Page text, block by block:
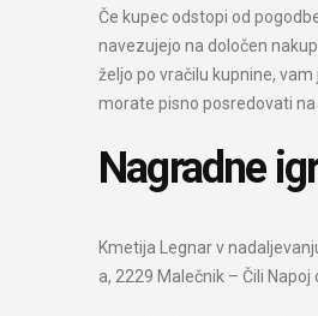
Če kupec odstopi od
navezujejo na določen
željo po vračilu kupnine,
morate pisno posredovati
Nagradne
Kmetija Legnar v
a, 2229 Malečnik – Čili